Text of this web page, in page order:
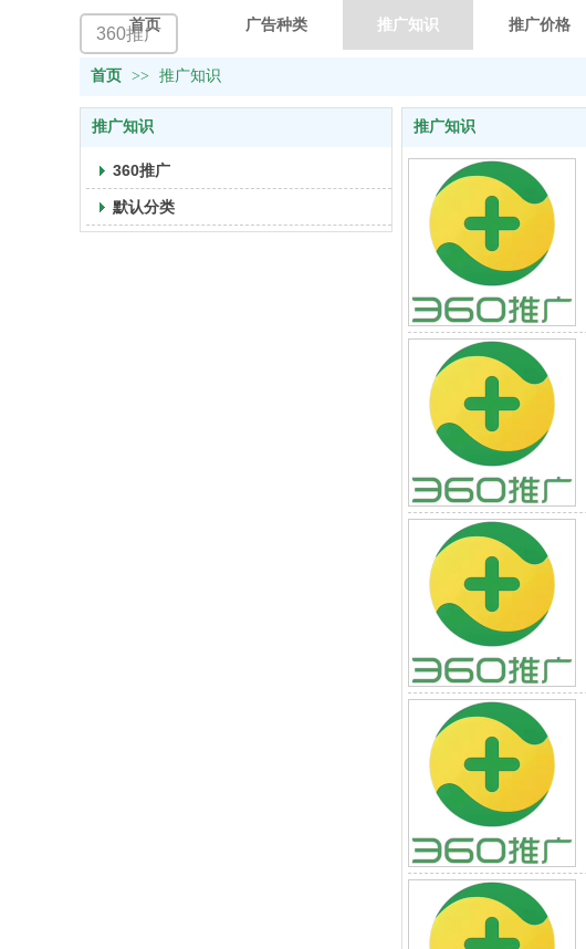
360推广
首页 广告种类 推广知识 推广价格
首页 >> 推广知识
推广知识
360推广
默认分类
推广知识